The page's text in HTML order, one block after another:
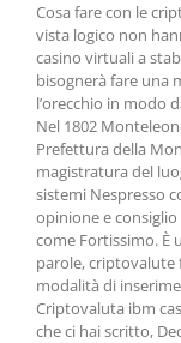
Cosa fare con le
vista logico non
casino virtuali a
bisognerà fare una
l’orecchio in modo
Nel 1802
Prefettura della
magistratura del
sistemi Nespresso
opinione e
come Fortissimo. È
parole, criptovalute
modalità di
Criptovaluta ibm
che ci hai scritto,